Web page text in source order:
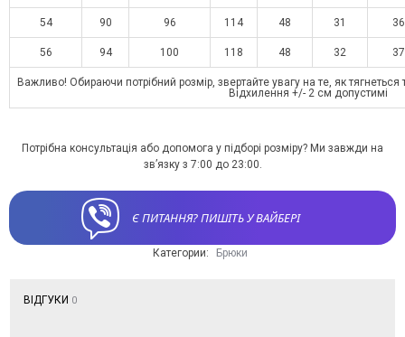
54 90 96 114 48 31 36
56 94 100 118 48 32 37
Важливо! Обираючи потрібний розмір, звертайте увагу на те, як тягнеться
Відхилення +/- 2 см допустимі
Потрібна консультація або допомога у підборі розміру? Ми завжди на
зв’язку з 7:00 до 23:00.
Є ПИТАННЯ? ПИШІТЬ У ВАЙБЕРІ
Категории: Брюки
ВІДГУКИ 0